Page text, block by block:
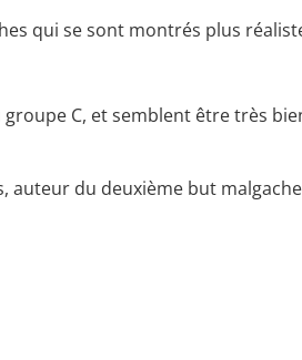
qui se sont montrés plus
C, et semblent être très
auteur du deuxième but